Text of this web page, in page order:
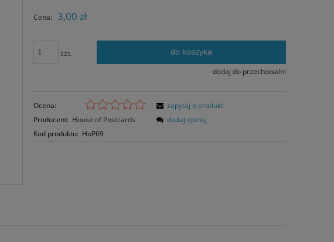
Cena: 3,00 zł
szt. do koszyka
dodaj do przechowalni
Ocena:
Producent: House of Postcards
Kod produktu: HoP69
zapytaj o produkt
dodaj opinię